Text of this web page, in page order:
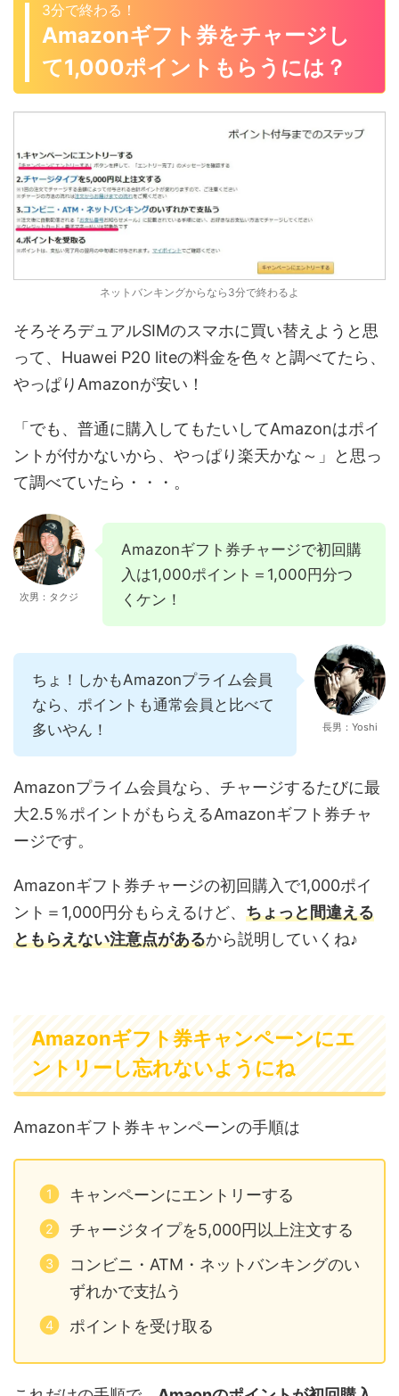
3分で終わる！
Amazonギフト券をチャージし
て1,000ポイントもらうには？
ネットバンキングからなら3分で終わるよ
そろそろデュアルSIMのスマホに買い替えようと思
って、Huawei P20 liteの料金を色々と調べてたら、
やっぱりAmazonが安い！
「でも、普通に購入してもたいしてAmazonはポイ
ントが付かないから、やっぱり楽天かな～」と思っ
て調べていたら・・・。
次男：タクジ
Amazonギフト券チャージで初回購
入は1,000ポイント＝1,000円分つ
くケン！
ちょ！しかもAmazonプライム会員
なら、ポイントも通常会員と比べて
多いやん！
長男：Yoshi
Amazonプライム会員なら、チャージするたびに最
大2.5％ポイントがもらえるAmazonギフト券チャ
ージです。
Amazonギフト券チャージの初回購入で1,000ポイ
ント＝1,000円分もらえるけど、 ちょっと間違える
ともらえない注意点があるから説明していくね♪
Amazonギフト券キャンペーンにエ
ントリーし忘れないようにね
Amazonギフト券キャンペーンの手順は
キャンペーンにエントリーする
チャージタイプを5,000円以上注文する
コンビニ・ATM・ネットバンキングのい
ずれかで支払う
ポイントを受け取る